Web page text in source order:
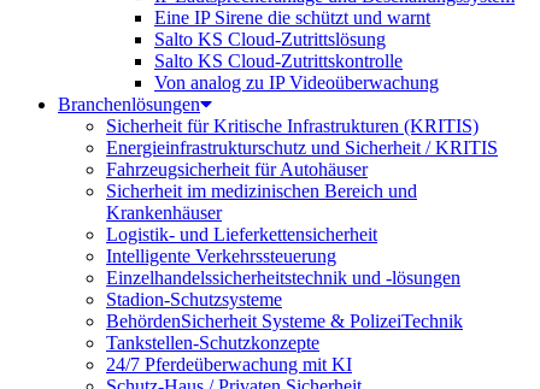
Eine IP Sirene die schützt und warnt
Salto KS Cloud-Zutrittslösung
Salto KS Cloud-Zutrittskontrolle
Von analog zu IP Videoüberwachung
Branchenlösungen
Sicherheit für Kritische Infrastrukturen (KRITIS)
Energieinfrastrukturschutz und Sicherheit / KRITIS
Fahrzeugsicherheit für Autohäuser
Sicherheit im medizinischen Bereich und
Krankenhäuser
Logistik- und Lieferkettensicherheit
Intelligente Verkehrssteuerung
Einzelhandelssicherheitstechnik und -lösungen
Stadion-Schutzsysteme
BehördenSicherheit Systeme & PolizeiTechnik
Tankstellen-Schutzkonzepte​
24/7 Pferdeüberwachung mit KI